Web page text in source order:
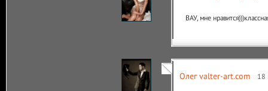
ВАУ, мне
Олег valter-art.com 18